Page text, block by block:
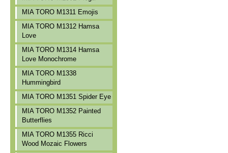
MIA TORO M1311 Emojis
MIA TORO M1312 Hamsa
Love
MIA TORO M1314 Hamsa
Love Monochrome
MIA TORO M1338
Hummingbird
MIA TORO M1351 Spider Eye
MIA TORO M1352 Painted
Butterflies
MIA TORO M1355 Ricci
Wood Mozaic Flowers